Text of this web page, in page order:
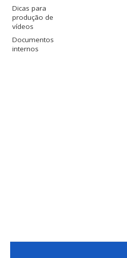
Dicas para
produção de
vídeos
Documentos
internos